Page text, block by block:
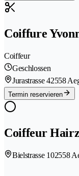
Coiffure
Coiffeur
Geschlossen
Jurastrasse 42558
Termin reservieren
Coiffeur
Bielstrasse 102558